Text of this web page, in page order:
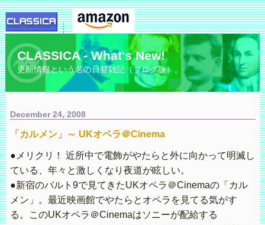
CLASSICA - What's New!
更新情報という名の日替雑記（ブログ版）。
December 24, 2008
「カルメン」～ UKオペラ＠Cinema
●メリクリ！ 近所中で電飾がやたらと外に向かって明滅し
ている、年々と激しくなり夜道が眩しい。
●新宿のバルト9で見てきたUKオペラ＠Cinemaの「カル
メン」。最近映画館でやたらとオペラを見てる気がす
る。このUKオペラ＠Cinemaはソニーが配給する